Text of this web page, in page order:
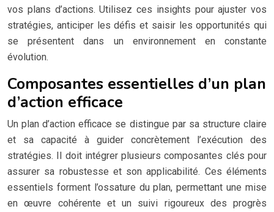
vos plans d’actions. Utilisez ces insights pour ajuster vos
stratégies, anticiper les défis et saisir les opportunités qui
se présentent dans un environnement en constante
évolution.
Composantes essentielles d’un plan
d’action efficace
Un plan d’action efficace se distingue par sa structure claire
et sa capacité à guider concrètement l’exécution des
stratégies. Il doit intégrer plusieurs composantes clés pour
assurer sa robustesse et son applicabilité. Ces éléments
essentiels forment l’ossature du plan, permettant une mise
en œuvre cohérente et un suivi rigoureux des progrès